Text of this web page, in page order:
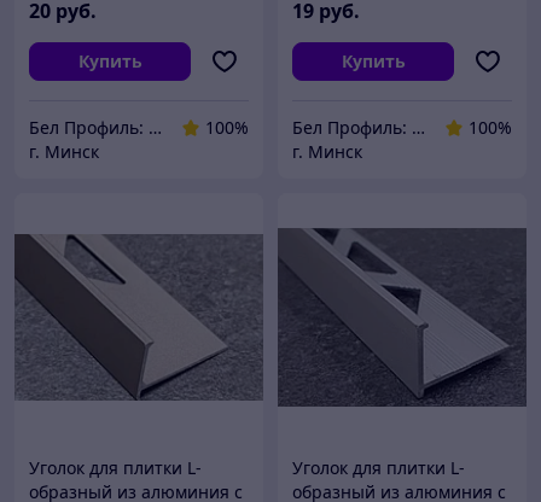
20 руб.
Купить
Бел Профиль: Уголки для плитки, профили для плитки, алюминиевые уголки, пороги для пола.
100%
г. Минск
19 руб.
Купить
Бел Профиль: Уголки для плитки, профили для плитки, алюминиевые уголки, пороги для пола.
100%
г. Минск
Уголок для плитки L-
образный из алюминия с
Уголок для плитки L-
образный из алюминия с